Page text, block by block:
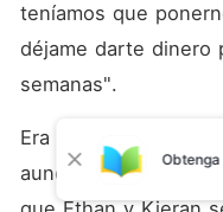
teníamos que
déjame darte dinero
semanas".
Era mi primer día de
aunque el sábado lo